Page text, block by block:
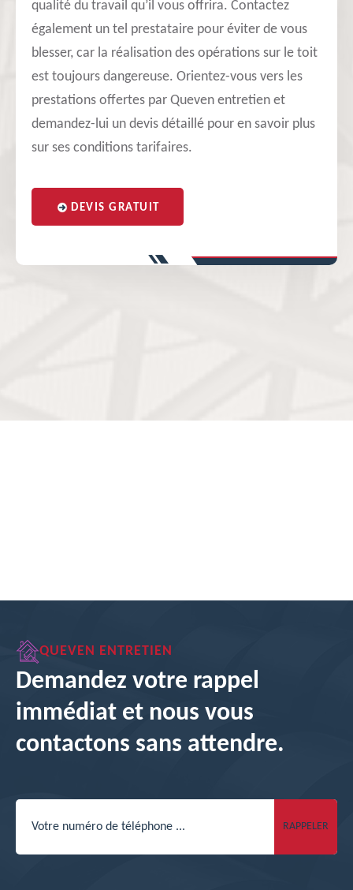
qualité du travail qu’il vous offrira. Contactez
également un tel prestataire pour éviter de vous
blesser, car la réalisation des opérations sur le toit
est toujours dangereuse. Orientez-vous vers les
prestations offertes par Queven entretien et
demandez-lui un devis détaillé pour en savoir plus
sur ses conditions tarifaires.
DEVIS GRATUIT
QUEVEN ENTRETIEN
Demandez votre rappel
immédiat et nous vous
contactons sans attendre.